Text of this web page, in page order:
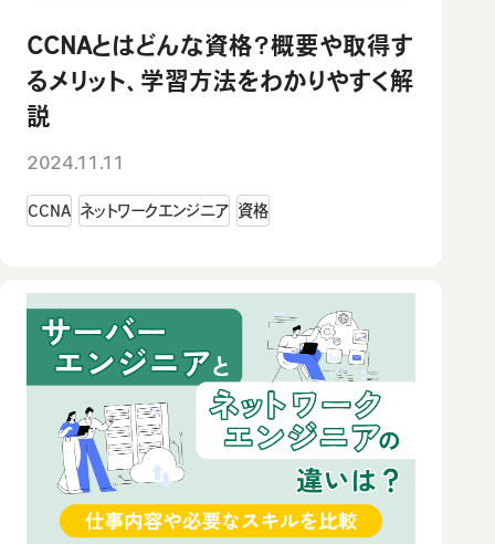
CCNAとはどんな資格？概要や取得す
るメリット、学習方法をわかりやすく解
説
2024.11.11
CCNA ネットワークエンジニア 資格